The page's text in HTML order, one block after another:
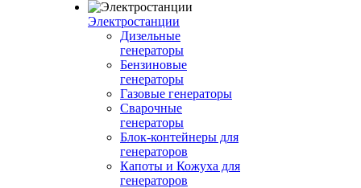
Электростанции
Дизельные
генераторы
Бензиновые
генераторы
Газовые генераторы
Сварочные
генераторы
Блок-контейнеры для
генераторов
Капоты и Кожуха для
генераторов